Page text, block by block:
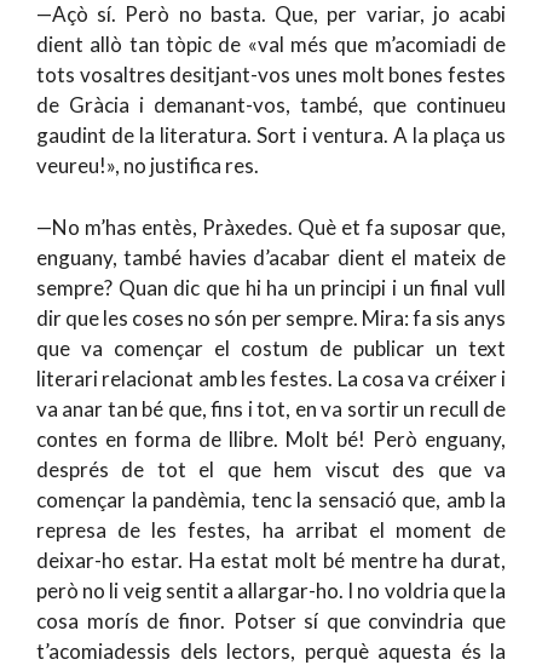
—Açò sí. Però no basta. Que, per variar, jo acabi
dient allò tan tòpic de «val més que m’acomiadi de
tots vosaltres desitjant-vos unes molt bones festes
de Gràcia i demanant-vos, també, que continueu
gaudint de la literatura. Sort i ventura. A la plaça us
veureu!», no justifica res.
—No m’has entès, Pràxedes. Què et fa suposar que,
enguany, també havies d’acabar dient el mateix de
sempre? Quan dic que hi ha un principi i un final vull
dir que les coses no són per sempre. Mira: fa sis anys
que va començar el costum de publicar un text
literari relacionat amb les festes. La cosa va créixer i
va anar tan bé que, fins i tot, en va sortir un recull de
contes en forma de llibre. Molt bé! Però enguany,
després de tot el que hem viscut des que va
començar la pandèmia, tenc la sensació que, amb la
represa de les festes, ha arribat el moment de
deixar-ho estar. Ha estat molt bé mentre ha durat,
però no li veig sentit a allargar-ho. I no voldria que la
cosa morís de finor. Potser sí que convindria que
t’acomiadessis dels lectors, perquè aquesta és la